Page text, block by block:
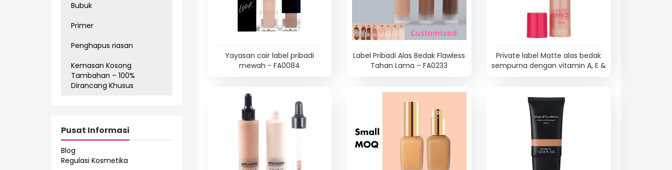
Yayasan cair label pribadi
mewah - FA0084
Label Pribadi Alas Bedak Flawless
Tahan Lama – FA0233
Private label Matte alas bedak
sempurna dengan vitamin A, E &
Bubuk
Primer
Penghapus riasan
Kemasan Kosong
Tambahan – 100%
Dirancang Khusus
Pusat Informasi
Blog
Regulasi Kosmetika